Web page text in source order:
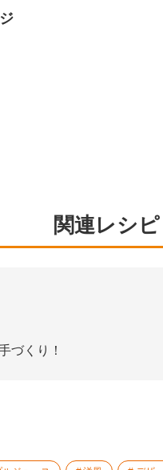
関連レシ
づくり！